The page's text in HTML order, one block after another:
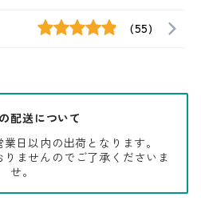
(55)
配送について
日以内の出荷となります。
ませんのでご了承くださいま
せ。